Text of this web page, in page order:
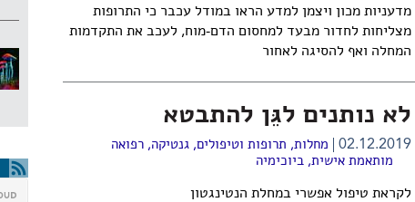
מדעניות מכון ויצמן למדע הראו במודל עכבר כי התרופות
מצליחות לחדור מבעד למחסום הדם-מוח, לעכב את התקדמות
המחלה ואף להסיגה לאחור
לא נותנים לגֵּן להתבטא
02.12.2019 מחלות, תרופות וטיפולים,גנטיקה,רפואה
מותאמת אישית,ביוכימיה
לקראת טיפול אפשרי במחלת הנטינגטון